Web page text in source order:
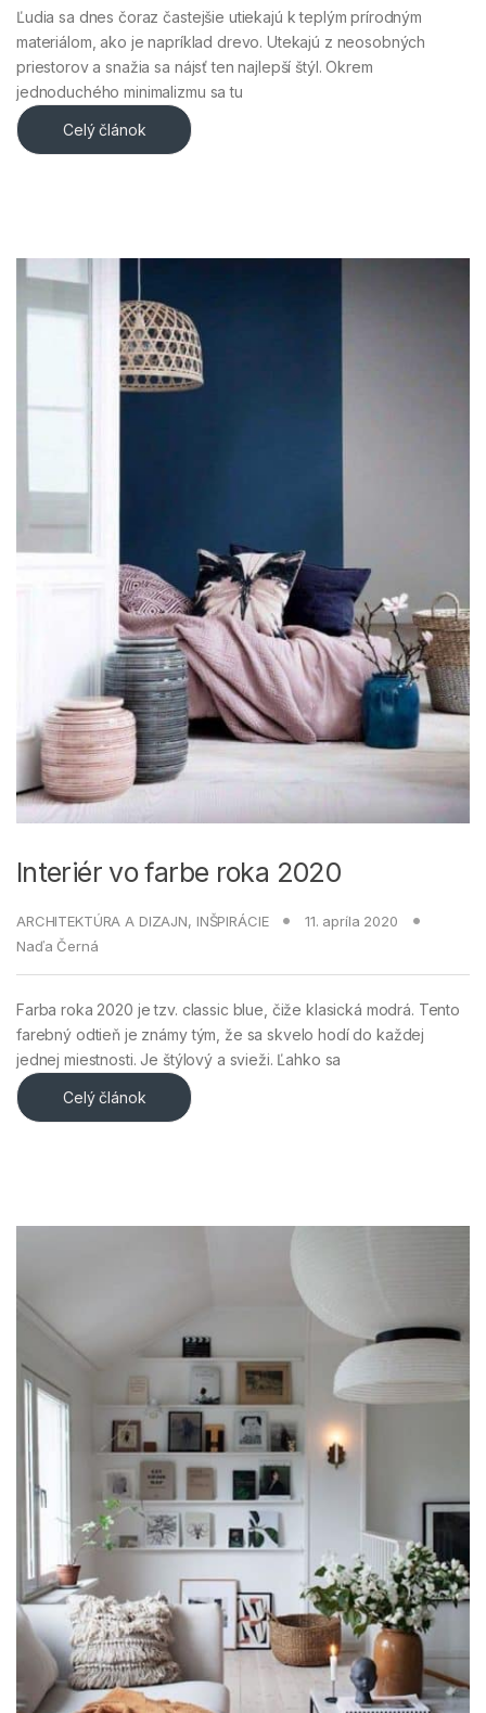
Ľudia sa dnes čoraz častejšie utiekajú k teplým prírodným
materiálom, ako je napríklad drevo. Utekajú z neosobných
priestorov a snažia sa nájsť ten najlepší štýl. Okrem
jednoduchého minimalizmu sa tu
Celý článok
Interiér vo farbe roka 2020
ARCHITEKTÚRA A DIZAJN, INŠPIRÁCIE
11. apríla 2020
Naďa Černá
Farba roka 2020 je tzv. classic blue, čiže klasická modrá. Tento
farebný odtieň je známy tým, že sa skvelo hodí do každej
jednej miestnosti. Je štýlový a svieži. Ľahko sa
Celý článok